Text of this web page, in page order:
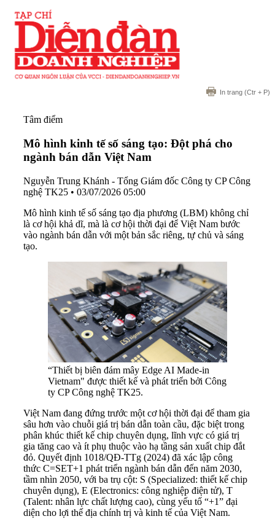
In trang (Ctr + P)
Tâm điểm
Mô hình kinh tế số sáng tạo: Đột phá cho
ngành bán dẫn Việt Nam
Nguyễn Trung Khánh - Tổng Giám đốc Công ty CP Công
nghệ TK25 • 03/07/2026 05:00
Mô hình kinh tế số sáng tạo địa phương (LBM) không chỉ
là cơ hội khả dĩ, mà là cơ hội thời đại để Việt Nam bước
vào ngành bán dẫn với một bản sắc riêng, tự chủ và sáng
tạo.
“Thiết bị biên đám mây Edge AI Made-in
Vietnam" được thiết kế và phát triển bởi Công
ty CP Công nghệ TK25.
Việt Nam đang đứng trước một cơ hội thời đại để tham gia
sâu hơn vào chuỗi giá trị bán dẫn toàn cầu, đặc biệt trong
phân khúc thiết kế chip chuyên dụng, lĩnh vực có giá trị
gia tăng cao và ít phụ thuộc vào hạ tầng sản xuất chip đắt
đỏ. Quyết định 1018/QĐ-TTg (2024) đã xác lập công
thức C=SET+1 phát triển ngành bán dẫn đến năm 2030,
tầm nhìn 2050, với ba trụ cột: S (Specialized: thiết kế chip
chuyên dụng), E (Electronics: công nghiệp điện tử), T
(Talent: nhân lực chất lượng cao), cùng yếu tố “+1” đại
diện cho lợi thế địa chính trị và kinh tế của Việt Nam.